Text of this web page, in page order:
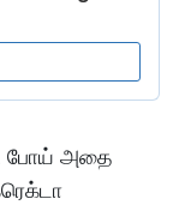
போய் அதை